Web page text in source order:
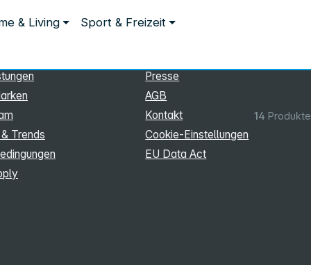
& Living Sport & Freizeit
14 Produkte
Trends
Presse
AGB
Kontakt
Cookie‑Einstellungen
EU Data Act